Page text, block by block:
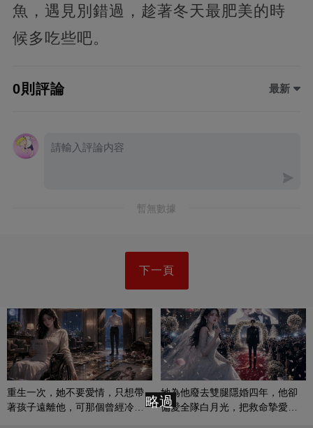
魚，遇見別錯過，趁著冬天最肥美的時
候多吃些吧。
0則評論 最新
暫無數據
下一頁
重生一次，她不要愛情，只想帶
著孩子遠離他，可那個曾經冷漠
她為他廢去雙腿隱婚四年，他卻
偏愛全隊白月光，把救命摯愛當
略過